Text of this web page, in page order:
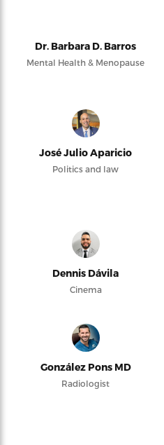
Dr. Barbara D. Barros
Mental Health & Menopause
José Julio Aparicio
Politics and law
Dennis Dávila
Cinema
González Pons MD
Radiologist